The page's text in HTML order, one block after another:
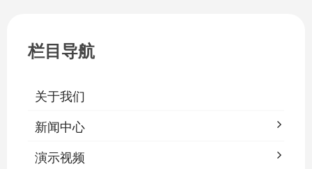
栏目导航
关于我们
新闻中心
演示视频